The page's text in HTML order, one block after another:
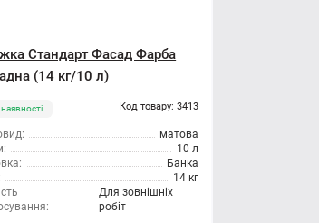
Стандарт Фасад Фарба
(14 кг/10 л)
Код товару: 3413
матова
10 л
Банка
14 кг
Для зовнішніх
робіт